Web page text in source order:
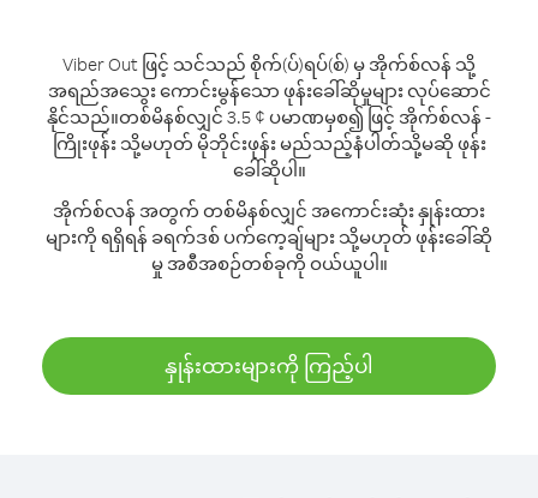
Viber Out ဖြင့် သင်သည် စိုက်(ပ်)ရပ်(စ်) မှ အိုက်စ်လန် သို့
အရည်အသွေး ကောင်းမွန်သော ဖုန်းခေါ်ဆိုမှုများ လုပ်ဆောင်
နိုင်သည်။တစ်မိနစ်လျှင် 3.5 ¢ ပမာဏမှစ၍ ဖြင့် အိုက်စ်လန် -
ကြိုးဖုန်း သို့မဟုတ် မိုဘိုင်းဖုန်း မည်သည့်နံပါတ်သို့မဆို ဖုန်း
ခေါ်ဆိုပါ။
အိုက်စ်လန် အတွက် တစ်မိနစ်လျှင် အကောင်းဆုံး နှုန်းထား
များကို ရရှိရန် ခရက်ဒစ် ပက်ကေ့ချ်များ သို့မဟုတ် ဖုန်းခေါ်ဆို
မှု အစီအစဉ်တစ်ခုကို ဝယ်ယူပါ။
နှုန်းထားများကို ကြည့်ပါ